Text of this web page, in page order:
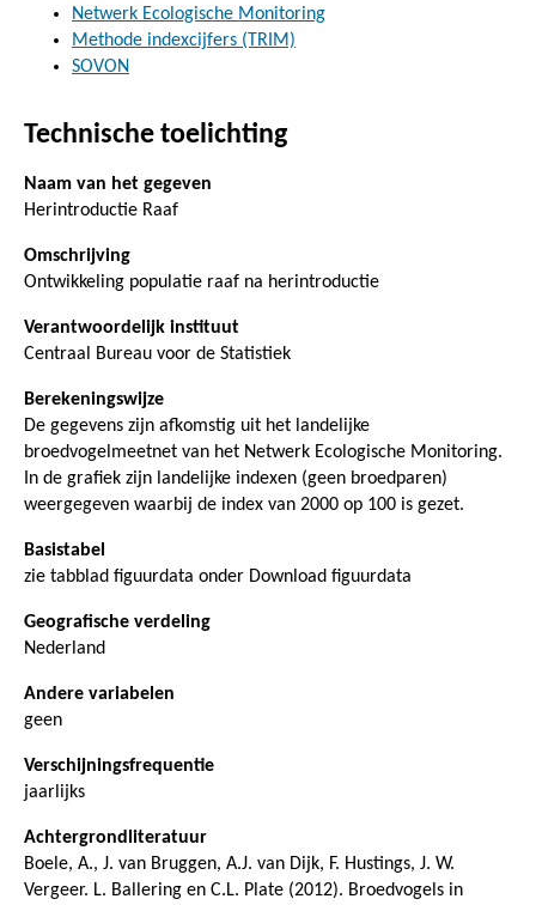
Netwerk Ecologische Monitoring
Methode indexcijfers (TRIM)
SOVON
Technische toelichting
Naam van het gegeven
Herintroductie Raaf
Omschrijving
Ontwikkeling populatie raaf na herintroductie
Verantwoordelijk instituut
Centraal Bureau voor de Statistiek
Berekeningswijze
De gegevens zijn afkomstig uit het landelijke
broedvogelmeetnet van het Netwerk Ecologische Monitoring.
In de grafiek zijn landelijke indexen (geen broedparen)
weergegeven waarbij de index van 2000 op 100 is gezet.
Basistabel
zie tabblad figuurdata onder Download figuurdata
Geografische verdeling
Nederland
Andere variabelen
geen
Verschijningsfrequentie
jaarlijks
Achtergrondliteratuur
Boele, A., J. van Bruggen, A.J. van Dijk, F. Hustings, J. W.
Vergeer. L. Ballering en C.L. Plate (2012). Broedvogels in